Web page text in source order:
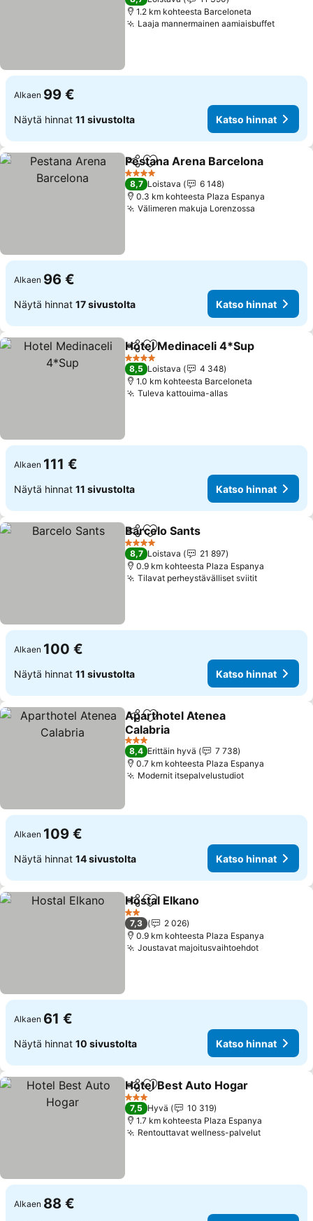
1.2 km kohteesta Barceloneta
Laaja mannermainen aamiaisbuffetKatso
Alkaen 99 €
Näytä hinnat 11 sivustolta Katso hinnat
Jaa Lisää suosikkeihin
Pestana Arena Barcelona
4 Tähtiluokitus
8,7 Loistava
6 148
0.3 km kohteesta Plaza Espanya
Välimeren makuja Lorenzossa
Alkaen 96 €
Näytä hinnat 17 sivustolta Katso hinnat
Jaa Lisää suosikkeihin
Hotel Medinaceli 4*Sup
4 Tähtiluokitus
8,5 Loistava
4 348
1.0 km kohteesta Barceloneta
Tuleva kattouima-allasKatso hinnat
Alkaen 111 €
Näytä hinnat 11 sivustolta Katso hinnat
Jaa Lisää suosikkeihin
Barcelo Sants
4 Tähtiluokitus
8,7 Loistava
21 897
0.9 km kohteesta Plaza Espanya
Tilavat perheystävälliset sviititKatso
Alkaen 100 €
Näytä hinnat 11 sivustolta Katso hinnat
Jaa Lisää suosikkeihin
Aparthotel Atenea
Calabria
Katso hinnat
3 Tähtiluokitus
8,4 Erittäin hyvä
7 738
0.7 km kohteesta Plaza Espanya
Modernit itsepalvelustudiotKatso hinnat
Alkaen 109 €
Näytä hinnat 14 sivustolta Katso hinnat
Jaa Lisää suosikkeihin
Hostal Elkano
2 Tähtiluokitus
7,3
2 026
0.9 km kohteesta Plaza Espanya
Joustavat majoitusvaihtoehdotKatso
Alkaen 61 €
Näytä hinnat 10 sivustolta Katso hinnat
Jaa Lisää suosikkeihin
Hotel Best Auto Hogar
3 Tähtiluokitus
7,5 Hyvä
10 319
1.7 km kohteesta Plaza Espanya
Rentouttavat wellness-palvelutKatso
Alkaen 88 €